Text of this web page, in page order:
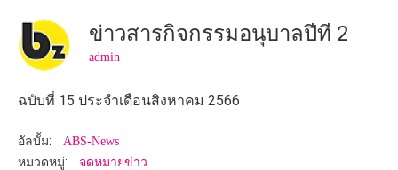
ข่าวสารกิจกรรมอนุบาลปีที่ 2
admin
ฉบับที่ 15 ประจำเดือนสิงหาคม 2566
อัลบั้ม: ABS-News
หมวดหมู่: จดหมายข่าว